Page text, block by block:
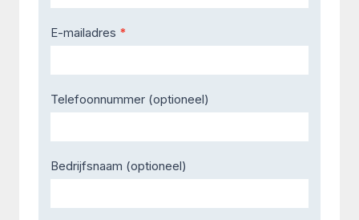
E-mailadres *
Telefoonnummer (optioneel)
Bedrijfsnaam (optioneel)